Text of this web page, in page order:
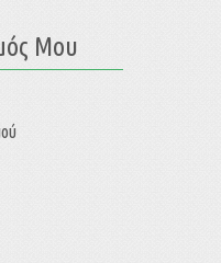
Μου